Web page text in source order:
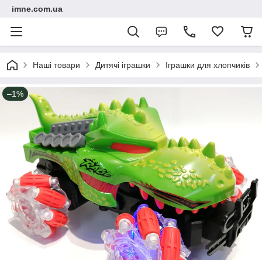
imne.com.ua
Наші товари Дитячі іграшки Іграшки для хлопчиків
–1%